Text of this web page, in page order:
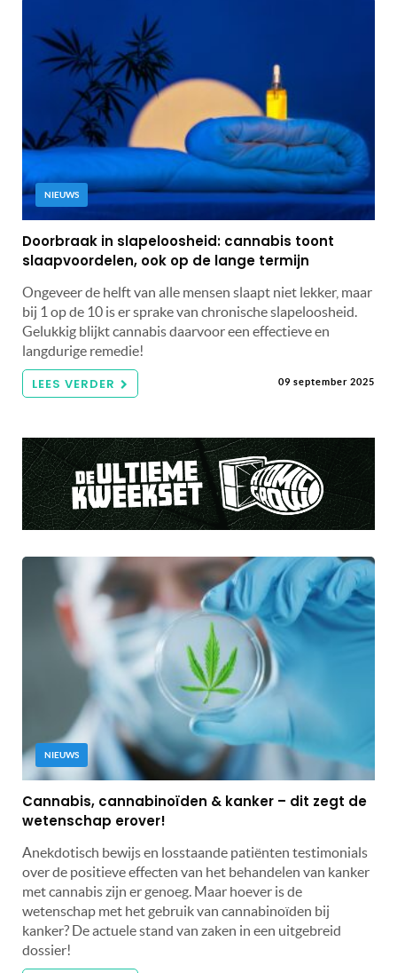
NIEUWS
Doorbraak in slapeloosheid: cannabis toont
slaapvoordelen, ook op de lange termijn
Ongeveer de helft van alle mensen slaapt niet lekker, maar
bij 1 op de 10 is er sprake van chronische slapeloosheid.
Gelukkig blijkt cannabis daarvoor een effectieve en
langdurige remedie!
LEES VERDER 09 september 2025
NIEUWS
Cannabis, cannabinoïden & kanker – dit zegt de
wetenschap erover!
Anekdotisch bewijs en losstaande patiënten testimonials
over de positieve effecten van het behandelen van kanker
met cannabis zijn er genoeg. Maar hoever is de
wetenschap met het gebruik van cannabinoïden bij
kanker? De actuele stand van zaken in een uitgebreid
dossier!